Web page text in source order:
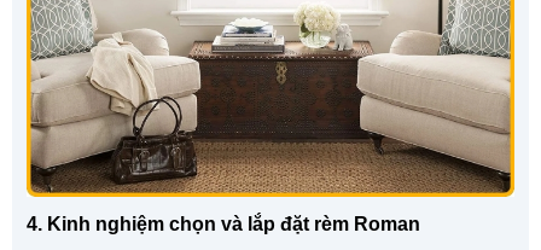
4. Kinh nghiệm chọn và lắp đặt rèm Roman